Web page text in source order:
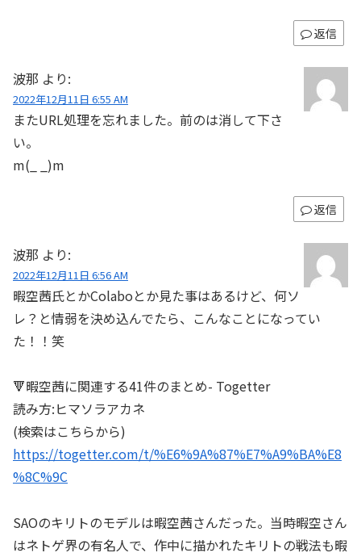
返信
波那 より:
2022年12月11日 6:55 AM
またURL処理を忘れました。前のは消して下さ
い。
m(_ _)m
返信
波那 より:
2022年12月11日 6:56 AM
暇空茜氏とかColaboとか見た事はあるけど、何ソ
レ？と情弱を決め込んでたら、こんなことになってい
た！！笑
🔻暇空茜に関連する41件のまとめ- Togetter
読み方:ヒマソラアカネ
(検索はこちらから)
https://togetter.com/t/%E6%9A%87%E7%A9%BA%E8
%8C%9C
SAOのキリトのモデルは暇空茜さんだった。当時暇空さん
はネトゲ界の有名人で、作中に描かれたキリトの戦法も暇